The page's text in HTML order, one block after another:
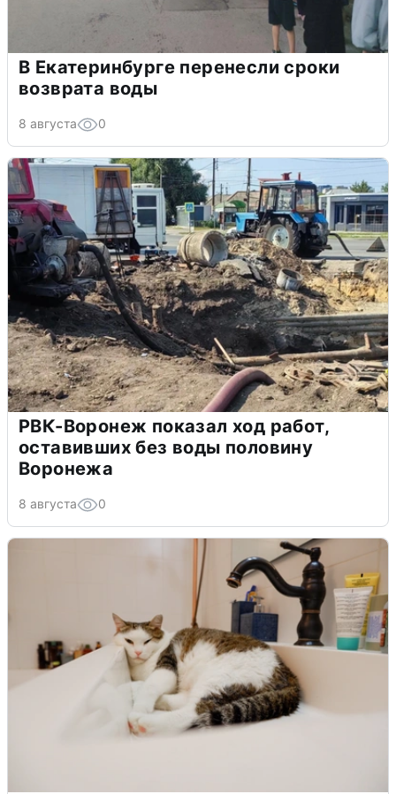
В Екатеринбурге перенесли сроки
возврата воды
8 августа 0
РВК-Воронеж показал ход работ,
оставивших без воды половину
Воронежа
8 августа 0